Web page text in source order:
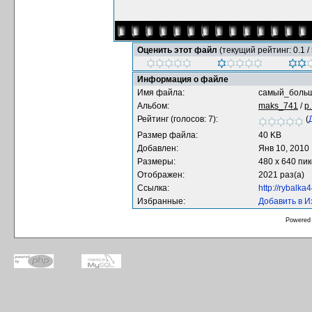
Оценить этот файл (текущий рейтинг: 0.1 /
Информация о файле
Имя файла:
Альбом:
maks_741 /
Рейтинг (голосов: 7):
(
Размер файла:
40 KB
Добавлен:
Янв 10, 2010
Размеры:
480 x 640
Отображен:
2021 раз(а)
Ссылка:
http://
Избранные:
Добавить в